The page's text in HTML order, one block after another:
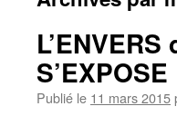
S’EXPOSE
Publié le 11 mars 2015